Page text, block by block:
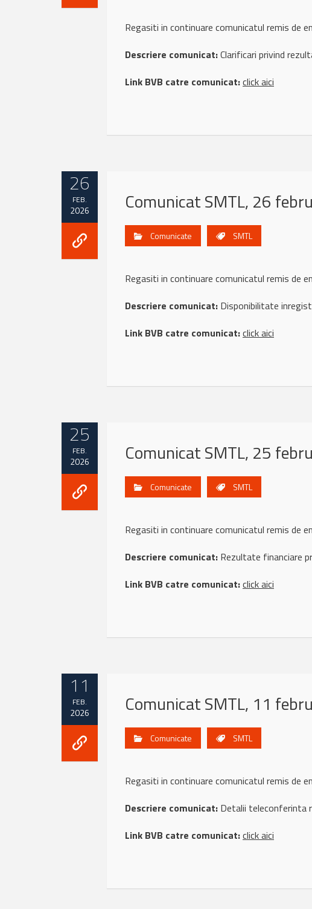
Regasiti in continuare comunicatul remis de
Descriere comunicat:Clarificari privind
Link BVB catre comunicat:click aici
26
FEB.
2026 Comunicat SMTL, 26
Comunicate SMTL
Regasiti in continuare comunicatul remis de
Descriere comunicat: Disponibilitate
Link BVB catre comunicat:click aici
25
FEB.
2026 Comunicat SMTL, 25
Comunicate SMTL
Regasiti in continuare comunicatul remis de
Descriere comunicat: Rezultate financiare
Link BVB catre comunicat:click aici
11
FEB.
2026 Comunicat SMTL, 11
Comunicate SMTL
Regasiti in continuare comunicatul remis de
Descriere comunicat: Detalii teleconferinta
Link BVB catre comunicat:click aici